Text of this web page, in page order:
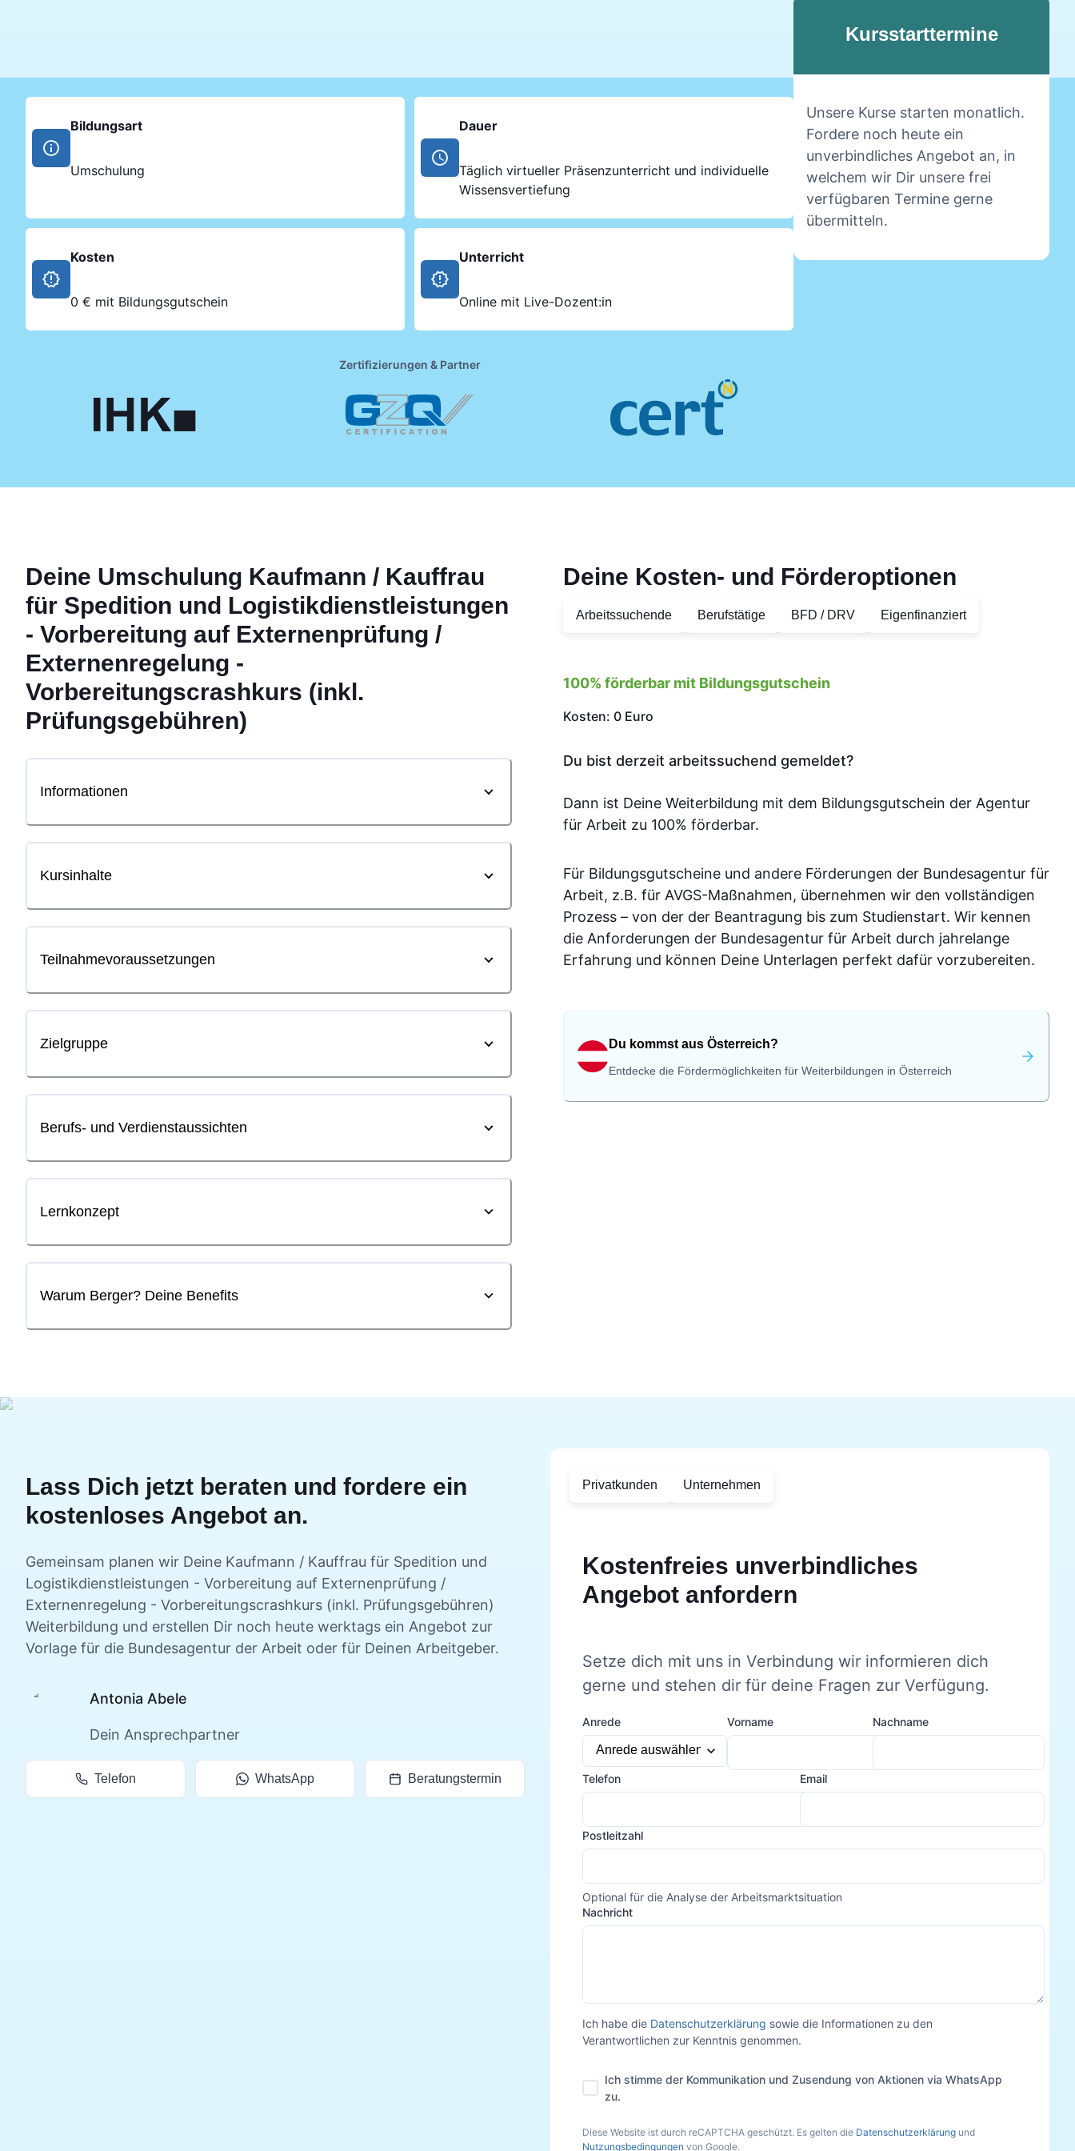
Bildungsart
Umschulung
Dauer
Täglich virtueller Präsenzunterricht und individuelle
Wissensvertiefung
Kosten
0 € mit Bildungsgutschein
Unterricht
Online mit Live-Dozent:in
Zertifizierungen & Partner
Kursstarttermine
Unsere Kurse starten monatlich.
Fordere noch heute ein
unverbindliches Angebot an, in
welchem wir Dir unsere frei
verfügbaren Termine gerne
übermitteln.
Deine Umschulung Kaufmann / Kauffrau
für Spedition und Logistikdienstleistungen
- Vorbereitung auf Externenprüfung /
Externenregelung -
Vorbereitungscrashkurs (inkl.
Prüfungsgebühren)
Informationen
Kursinhalte
Teilnahmevoraussetzungen
Zielgruppe
Berufs- und Verdienstaussichten
Lernkonzept
Warum Berger? Deine Benefits
Deine Kosten- und Förderoptionen
Arbeitssuchende Berufstätige BFD / DRV Eigenfinanziert
100% förderbar mit Bildungsgutschein
Kosten: 0 Euro
Du bist derzeit arbeitssuchend gemeldet?
Dann ist Deine Weiterbildung mit dem Bildungsgutschein der Agentur
für Arbeit zu 100% förderbar.
Für Bildungsgutscheine und andere Förderungen der Bundesagentur für
Arbeit, z.B. für AVGS-Maßnahmen, übernehmen wir den vollständigen
Prozess – von der der Beantragung bis zum Studienstart. Wir kennen
die Anforderungen der Bundesagentur für Arbeit durch jahrelange
Erfahrung und können Deine Unterlagen perfekt dafür vorzubereiten.
Du kommst aus Österreich?
Entdecke die Fördermöglichkeiten für Weiterbildungen in Österreich
Lass Dich jetzt beraten und fordere ein
kostenloses Angebot an.
Gemeinsam planen wir Deine Kaufmann / Kauffrau für Spedition und
Logistikdienstleistungen - Vorbereitung auf Externenprüfung /
Externenregelung - Vorbereitungscrashkurs (inkl. Prüfungsgebühren)
Weiterbildung und erstellen Dir noch heute werktags ein Angebot zur
Vorlage für die Bundesagentur der Arbeit oder für Deinen Arbeitgeber.
Antonia Abele
Dein Ansprechpartner
Telefon WhatsApp Beratungstermin
Privatkunden Unternehmen
Kostenfreies unverbindliches
Angebot anfordern
Setze dich mit uns in Verbindung wir informieren dich
gerne und stehen dir für deine Fragen zur Verfügung.
Anrede Vorname Nachname
Telefon Email
Postleitzahl
Optional für die Analyse der Arbeitsmarktsituation
Nachricht
Ich habe die Datenschutzerklärung sowie die Informationen zu den
Verantwortlichen zur Kenntnis genommen.
Ich stimme der Kommunikation und Zusendung von Aktionen via WhatsApp
zu.
Diese Website ist durch reCAPTCHA geschützt. Es gelten die Datenschutzerklärung und
Nutzungsbedingungen von Google.